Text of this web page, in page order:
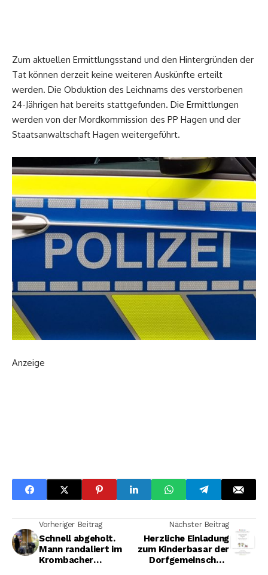
Zum aktuellen Ermittlungsstand und den Hintergründen der
Tat können derzeit keine weiteren Auskünfte erteilt
werden. Die Obduktion des Leichnams des verstorbenen
24-Jährigen hat bereits stattgefunden. Die Ermittlungen
werden von der Mordkommission des PP Hagen und der
Staatsanwaltschaft Hagen weitergeführt.
Anzeige
Vorheriger Beitrag
Schnell abgeholt.
Mann randaliert im
Krombacher
Nächster Beitrag
Herzliche Einladung
zum Kinderbasar der
Dorfgemeinschaft